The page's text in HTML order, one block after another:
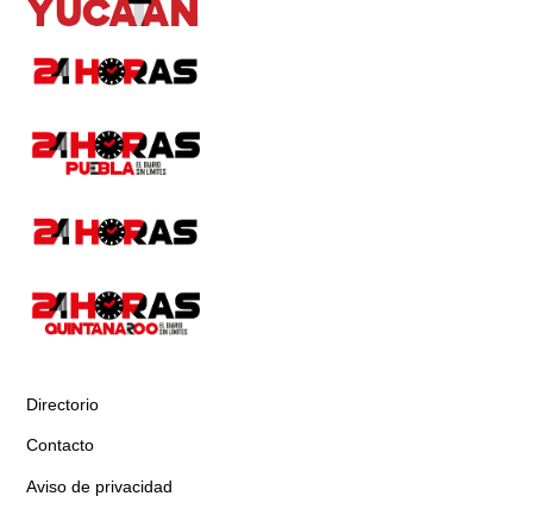
Directorio
Contacto
Aviso de privacidad